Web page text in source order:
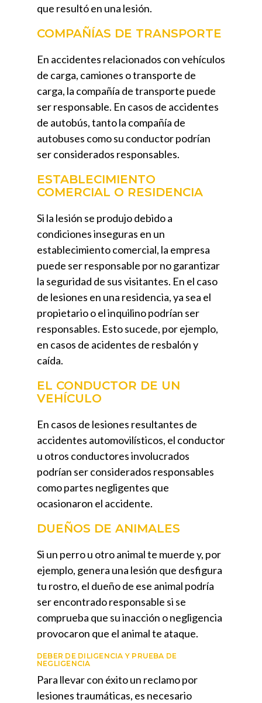
que resultó en una lesión.
COMPAÑÍAS DE TRANSPORTE
En accidentes relacionados con vehículos
de carga, camiones o transporte de
carga, la compañía de transporte puede
ser responsable. En casos de accidentes
de autobús, tanto la compañía de
autobuses como su conductor podrían
ser considerados responsables.
ESTABLECIMIENTO
COMERCIAL O RESIDENCIA
Si la lesión se produjo debido a
condiciones inseguras en un
establecimiento comercial, la empresa
puede ser responsable por no garantizar
la seguridad de sus visitantes. En el caso
de lesiones en una residencia, ya sea el
propietario o el inquilino podrían ser
responsables. Esto sucede, por ejemplo,
en casos de acidentes de resbalón y
caída.
EL CONDUCTOR DE UN
VEHÍCULO
En casos de lesiones resultantes de
accidentes automovilísticos, el conductor
u otros conductores involucrados
podrían ser considerados responsables
como partes negligentes que
ocasionaron el accidente.
DUEÑOS DE ANIMALES
Si un perro u otro animal te muerde y, por
ejemplo, genera una lesión que desfigura
tu rostro, el dueño de ese animal podría
ser encontrado responsable si se
comprueba que su inacción o negligencia
provocaron que el animal te ataque.
DEBER DE DILIGENCIA Y PRUEBA DE
NEGLIGENCIA
Para llevar con éxito un reclamo por
lesiones traumáticas, es necesario